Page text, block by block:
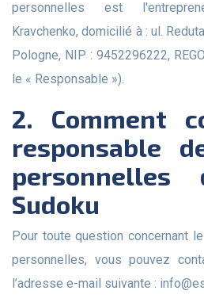
personnelles est
Kravchenko, domicilié à : ul.
Pologne, NIP : 9452296222,
le « Responsable »).
2. Comment contacter le
responsable
personnelles
Sudoku
Pour toute question concernant le traitement des données
personnelles, vous pouvez
l’adresse e-mail suivante :